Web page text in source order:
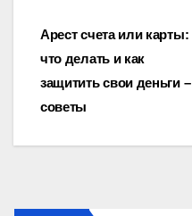
Навигация
по
записям
Арест счета или карты:
что делать и как
защитить свои деньги –
советы